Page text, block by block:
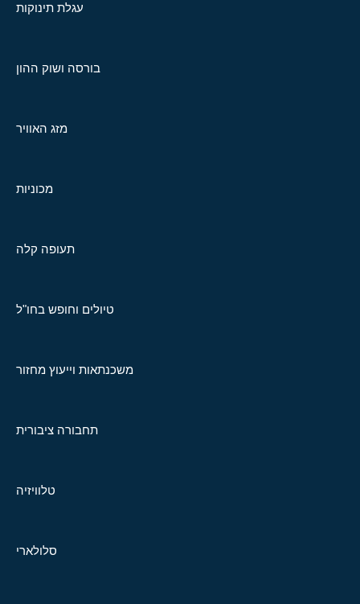
עגלת תינוקות
בורסה ושוק ההון
מזג האוויר
מכוניות
תעופה קלה
טיולים וחופש בחו"ל
משכנתאות וייעוץ מחזור
תחבורה ציבורית
טלוויזיה
סלולארי